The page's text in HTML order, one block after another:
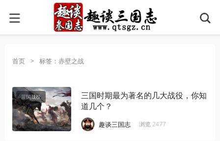
首页 > 标签：赤壁之战
三国战役
三国时期最为著名的几大战役，你知
道几个？
趣谈三国志 浏览 2477